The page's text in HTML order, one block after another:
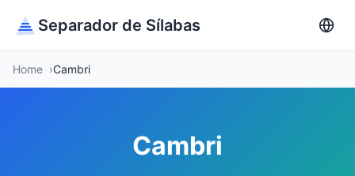
Separador de Sílabas
Home Cambri
Cambri